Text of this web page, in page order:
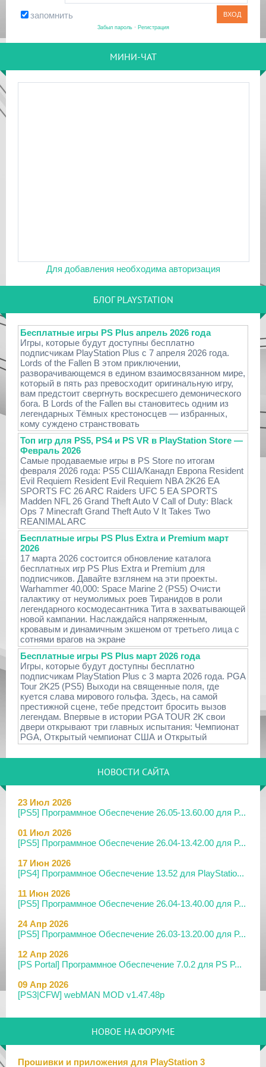
запомнить
Забыл пароль· Регистрация
МИНИ-ЧАТ
Для добавления необходима авторизация
БЛОГ PLAYSTATION
Бесплатные игры PS Plus апрель 2026 года
Игры, которые будут доступны бесплатно
подписчикам PlayStation Plus с 7 апреля 2026 года.
Lords of the Fallen В этом приключении,
разворачивающемся в едином взаимосвязанном мире,
который в пять раз превосходит оригинальную игру,
вам предстоит свергнуть воскресшего демонического
бога. В Lords of the Fallen вы становитесь одним из
легендарных Тёмных крестоносцев — избранных,
кому суждено странствовать
Топ игр для PS5, PS4 и PS VR в PlayStation Store —
Февраль 2026
Самые продаваемые игры в PS Store по итогам
февраля 2026 года: PS5 США/Канадп Европа Resident
Evil Requiem Resident Evil Requiem NBA 2K26 EA
SPORTS FC 26 ARC Raiders UFC 5 EA SPORTS
Madden NFL 26 Grand Theft Auto V Call of Duty: Black
Ops 7 Minecraft Grand Theft Auto V It Takes Two
REANIMAL ARC
Бесплатные игры PS Plus Extra и Premium март
2026
17 марта 2026 состоится обновление каталога
бесплатных игр PS Plus Extra и Premium для
подписчиков. Давайте взглянем на эти проекты.
Warhammer 40,000: Space Marine 2 (PS5) Очисти
галактику от неумолимых роев Тиранидов в роли
легендарного космодесантника Тита в захватывающей
новой кампании. Наслаждайся напряженным,
кровавым и динамичным экшеном от третьего лица с
сотнями врагов на экране
Бесплатные игры PS Plus март 2026 года
Игры, которые будут доступны бесплатно
подписчикам PlayStation Plus с 3 марта 2026 года. PGA
Tour 2K25 (PS5) Выходи на священные поля, где
куется слава мирового гольфа. Здесь, на самой
престижной сцене, тебе предстоит бросить вызов
легендам. Впервые в истории PGA TOUR 2K свои
двери открывают три главных испытания: Чемпионат
PGA, Открытый чемпионат США и Открытый
НОВОСТИ САЙТА
23 Июл 2026
[PS5] Программное Обеспечение 26.05-13.60.00 для P...
01 Июл 2026
[PS5] Программное Обеспечение 26.04-13.42.00 для P...
17 Июн 2026
[PS4] Программное Обеспечение 13.52 для PlayStatio...
11 Июн 2026
[PS5] Программное Обеспечение 26.04-13.40.00 для P...
24 Апр 2026
[PS5] Программное Обеспечение 26.03-13.20.00 для P...
12 Апр 2026
[PS Portal] Программное Обеспечение 7.0.2 для PS P...
09 Апр 2026
[PS3|CFW] webMAN MOD v1.47.48p
19 Мар 2026
НОВОЕ НА ФОРУМЕ
Прошивки и приложения для PlayStation 3